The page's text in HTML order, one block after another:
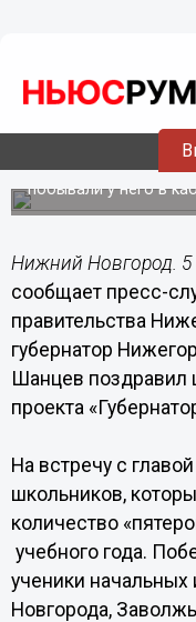
Валерий
дневниках
Победители проекта
встретились с
побывали у него в
Нижний Новгород. 5
сообщает пресс-
правительства
губернатор
Шанцев поздравил
проекта
На встречу с
школьников,
количество
учебного года.
ученики
Новгорода,